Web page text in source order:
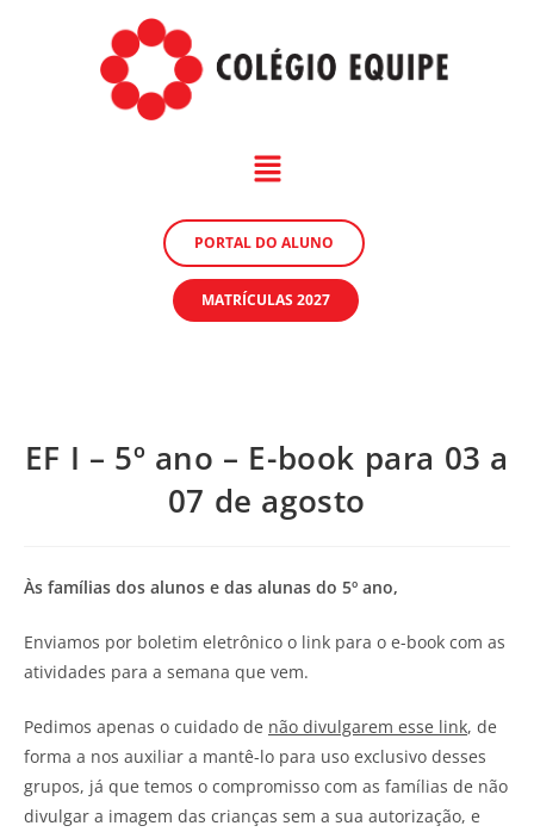
PORTAL DO ALUNO
MATRÍCULAS 2027
EF I – 5º ano – E-book para 03 a
07 de agosto
Às famílias dos alunos e das alunas do 5º ano,
Enviamos por boletim eletrônico o link para o e-book com as
atividades para a semana que vem.
Pedimos apenas o cuidado de não divulgarem esse link, de
forma a nos auxiliar a mantê-lo para uso exclusivo desses
grupos, já que temos o compromisso com as famílias de não
divulgar a imagem das crianças sem a sua autorização, e